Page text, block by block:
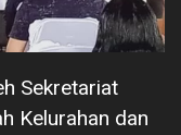
Sekretariat
Kelurahan dan